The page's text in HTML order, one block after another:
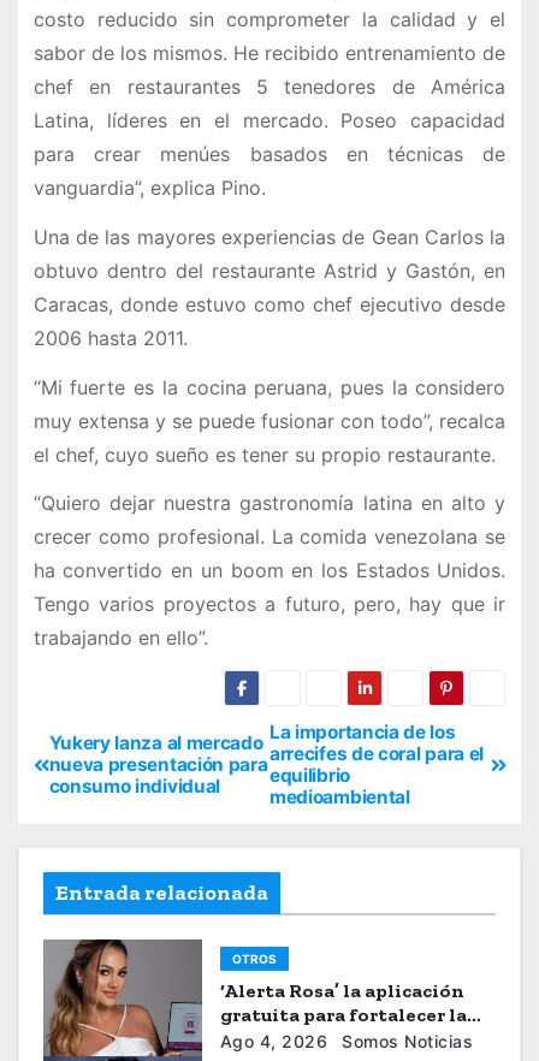
costo reducido sin comprometer la calidad y el
sabor de los mismos. He recibido entrenamiento de
chef en restaurantes 5 tenedores de América
Latina, líderes en el mercado. Poseo capacidad
para crear menúes basados en técnicas de
vanguardia”, explica Pino.
Una de las mayores experiencias de Gean Carlos la
obtuvo dentro del restaurante Astrid y Gastón, en
Caracas, donde estuvo como chef ejecutivo desde
2006 hasta 2011.
“Mi fuerte es la cocina peruana, pues la considero
muy extensa y se puede fusionar con todo”, recalca
el chef, cuyo sueño es tener su propio restaurante.
“Quiero dejar nuestra gastronomía latina en alto y
crecer como profesional. La comida venezolana se
ha convertido en un boom en los Estados Unidos.
Tengo varios proyectos a futuro, pero, hay que ir
trabajando en ello”.
La importancia de los
arrecifes de coral para el
equilibrio
medioambiental
Yukery lanza al mercado
nueva presentación para
consumo individual
Entrada relacionada
OTROS
‘Alerta Rosa’ la aplicación
gratuita para fortalecer la
seguiridad de las mujeres
Ago 4, 2026 Somos Noticias